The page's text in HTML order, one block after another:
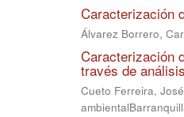
Caracterización
Álvarez Borrero,
Caracterización
través de
Cueto Ferreira,